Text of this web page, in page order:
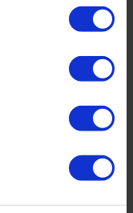
Mikrostruktur